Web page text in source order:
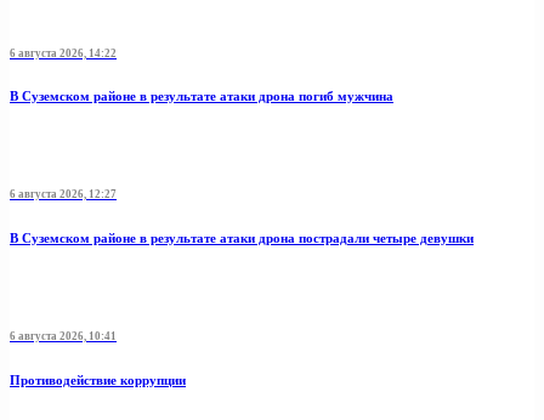
6 августа 2026, 14:22
В Суземском районе в результате атаки дрона погиб мужчина
6 августа 2026, 12:27
В Суземском районе в результате атаки дрона пострадали четыре девушки
6 августа 2026, 10:41
Противодействие коррупции